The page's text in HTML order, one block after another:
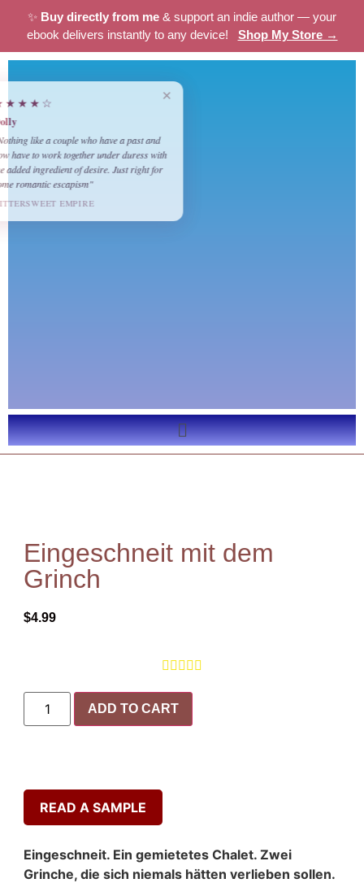
✨ Buy directly from me & support an indie author — your
ebook delivers instantly to any device! Shop My Store →
Eingeschneit mit dem
Grinch
$4.99
    
ADD TO CART
READ A SAMPLE
Eingeschneit. Ein gemietetes Chalet. Zwei
Grinche, die sich niemals hätten verlieben sollen.
★★★★☆
"Nothing like a couple who have a past and
now have to work together under duress with
the added ingredient of desire. Just right for
some romantic escapism"
BITTERSWEET EMPIRE